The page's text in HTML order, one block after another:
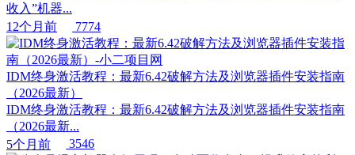
收入”机器...
12个月前
7774
IDM终身激活教程：最新6.42破解方法及浏览器插件安装指南
（2026最新）
IDM终身激活教程：最新6.42破解方法及浏览器插件安装指南
（2026最新...
5个月前
3546